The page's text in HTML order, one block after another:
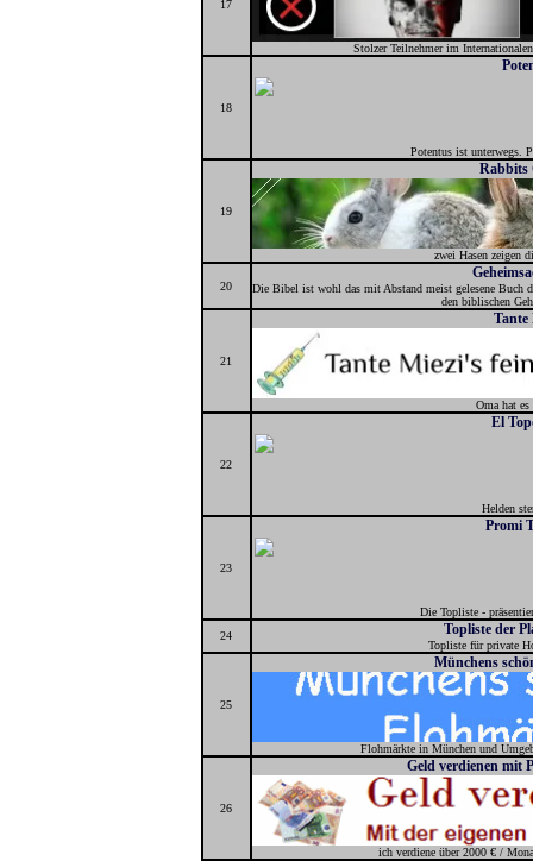
17
Stolzer Teilnehmer im
18
Potentus ist unterwegs.
19
Rabbits
zwei Hasen zeigen
20
Die Bibel ist wohl das mit Abstand meist gelesene Buch
den biblischen
21
Tante
Oma hat es
22
El
Helden
23
Promi
Die Topliste -
24
Topliste der
Topliste für private
25
Münchens
Flohmärkte in München und
26
Geld verdienen mit
ich verdiene über 2000 € /